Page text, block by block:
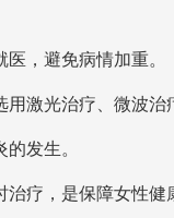
，避免病情加重。
激光治疗、微波治
发生。
疗，是保障女性健